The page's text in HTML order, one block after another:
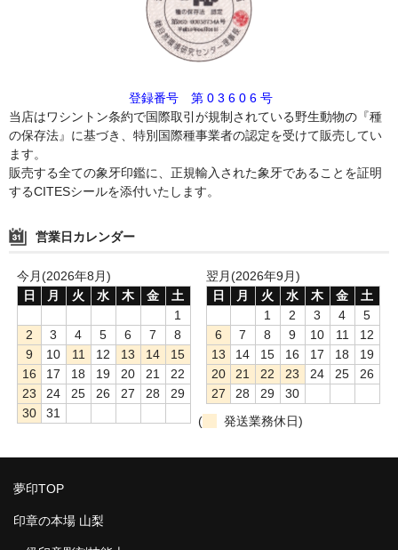
登録番号 第 0 3 6 0 6 号
当店はワシントン条約で国際取引が規制されている野生動物の『種
の保存法』に基づき、特別国際種事業者の認定を受けて販売してい
ます。
販売する全ての象牙印鑑に、正規輸入された象牙であることを証明
するCITESシールを添付いたします。
営業日カレンダー
今月(2026年8月)
日
月 火 水 木 金
土
1
2
3 4 5 6 7
8
9
10 11 12 13 14
15
16
17 18 19 20 21
22
23
24 25 26 27 28
29
30
31
翌月(2026年9月)
日
月 火 水 木 金
土
1
2 3 4
5
6
7 8 9 10 11
12
13
14 15 16 17 18
19
20
21 22 23 24 25
26
27
28 29
30
(
発送業務休日)
夢印TOP
印章の本場 山梨